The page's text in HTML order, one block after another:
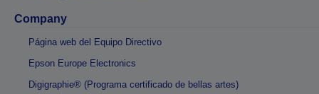
Company
Página web del Equipo Directivo
Epson Europe Electronics
Digigraphie® (Programa certificado de bellas artes)